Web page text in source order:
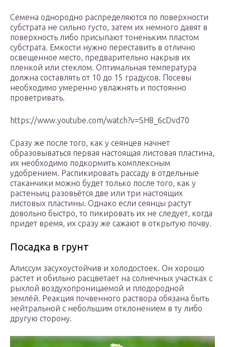
Семена однородно распределяются по поверхности
субстрата не сильно густо, затем их немного давят в
поверхность либо присыпают тоненьким пластом
субстрата. Емкости нужно переставить в отлично
освещенное место, предварительно накрыв их
пленкой или стеклом. Оптимальная температура
должна составлять от 10 до 15 градусов. Посевы
необходимо умеренно увлажнять и постоянно
проветривать.
https://www.youtube.com/watch?v=SH8_6cDvd70
Сразу же после того, как у сеянцев начнет
образовываться первая настоящая листовая пластина,
их необходимо подкормить комплексным
удобрением. Распикировать рассаду в отдельные
стаканчики можно будет только после того, как у
растеньиц разовьётся две или три настоящих
листовых пластины. Однако если сеянцы растут
довольно быстро, то пикировать их не следует, когда
придет время, их сразу же сажают в открытую почву.
Посадка в грунт
Алиссум засухоустойчив и холодостоек. Он хорошо
растет и обильно расцветает на солнечных участках с
рыхлой воздухопроницаемой и плодородной
землёй. Реакция почвенного раствора обязана быть
нейтральной с небольшим отклонением в ту либо
другую сторону.